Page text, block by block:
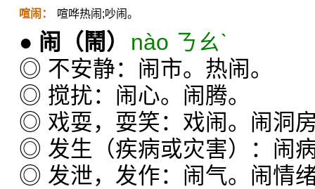
喧闹： 喧哗热闹;吵闹。
● 闹 （鬧）
nào ㄋㄠˋ
◎ 不安静：闹市。热闹。
◎ 搅扰：闹心。闹腾。
◎ 戏耍，耍笑：戏闹。闹洞
◎ 发生（疾病或灾害）：闹
◎ 发泄，发作：闹气。闹情